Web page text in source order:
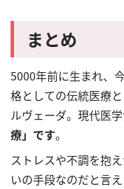
まとめ
5000年前に生まれ、
格としての伝統医療
ルヴェーダ。現代医
療」です。
ストレスや不調を抱
いの手段なのだと言